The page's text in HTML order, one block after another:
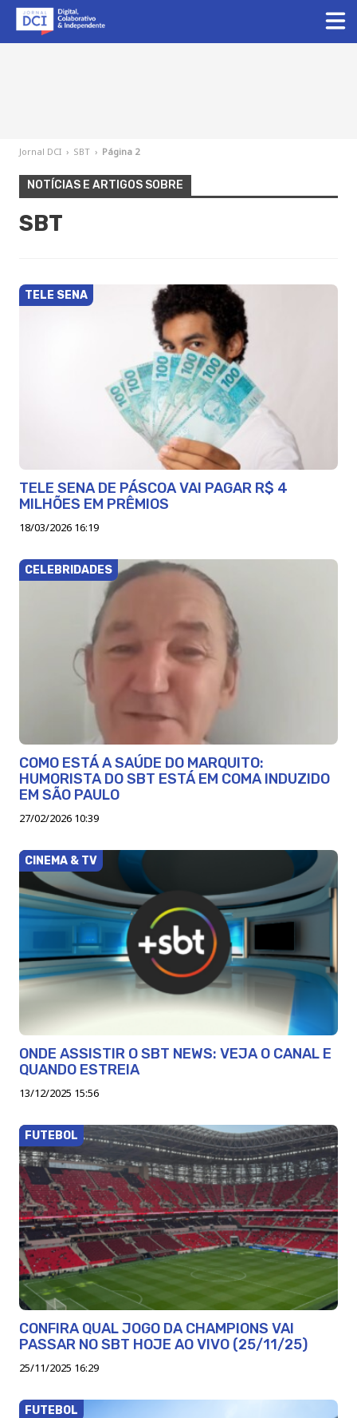
Jornal DCI › SBT › Página 2
NOTÍCIAS E ARTIGOS SOBRE
SBT
TELE SENA
TELE SENA DE PÁSCOA VAI PAGAR R$ 4
MILHÕES EM PRÊMIOS
18/03/2026 16:19
CELEBRIDADES
COMO ESTÁ A SAÚDE DO MARQUITO:
HUMORISTA DO SBT ESTÁ EM COMA INDUZIDO
EM SÃO PAULO
27/02/2026 10:39
CINEMA & TV
ONDE ASSISTIR O SBT NEWS: VEJA O CANAL E
QUANDO ESTREIA
13/12/2025 15:56
FUTEBOL
CONFIRA QUAL JOGO DA CHAMPIONS VAI
PASSAR NO SBT HOJE AO VIVO (25/11/25)
25/11/2025 16:29
FUTEBOL